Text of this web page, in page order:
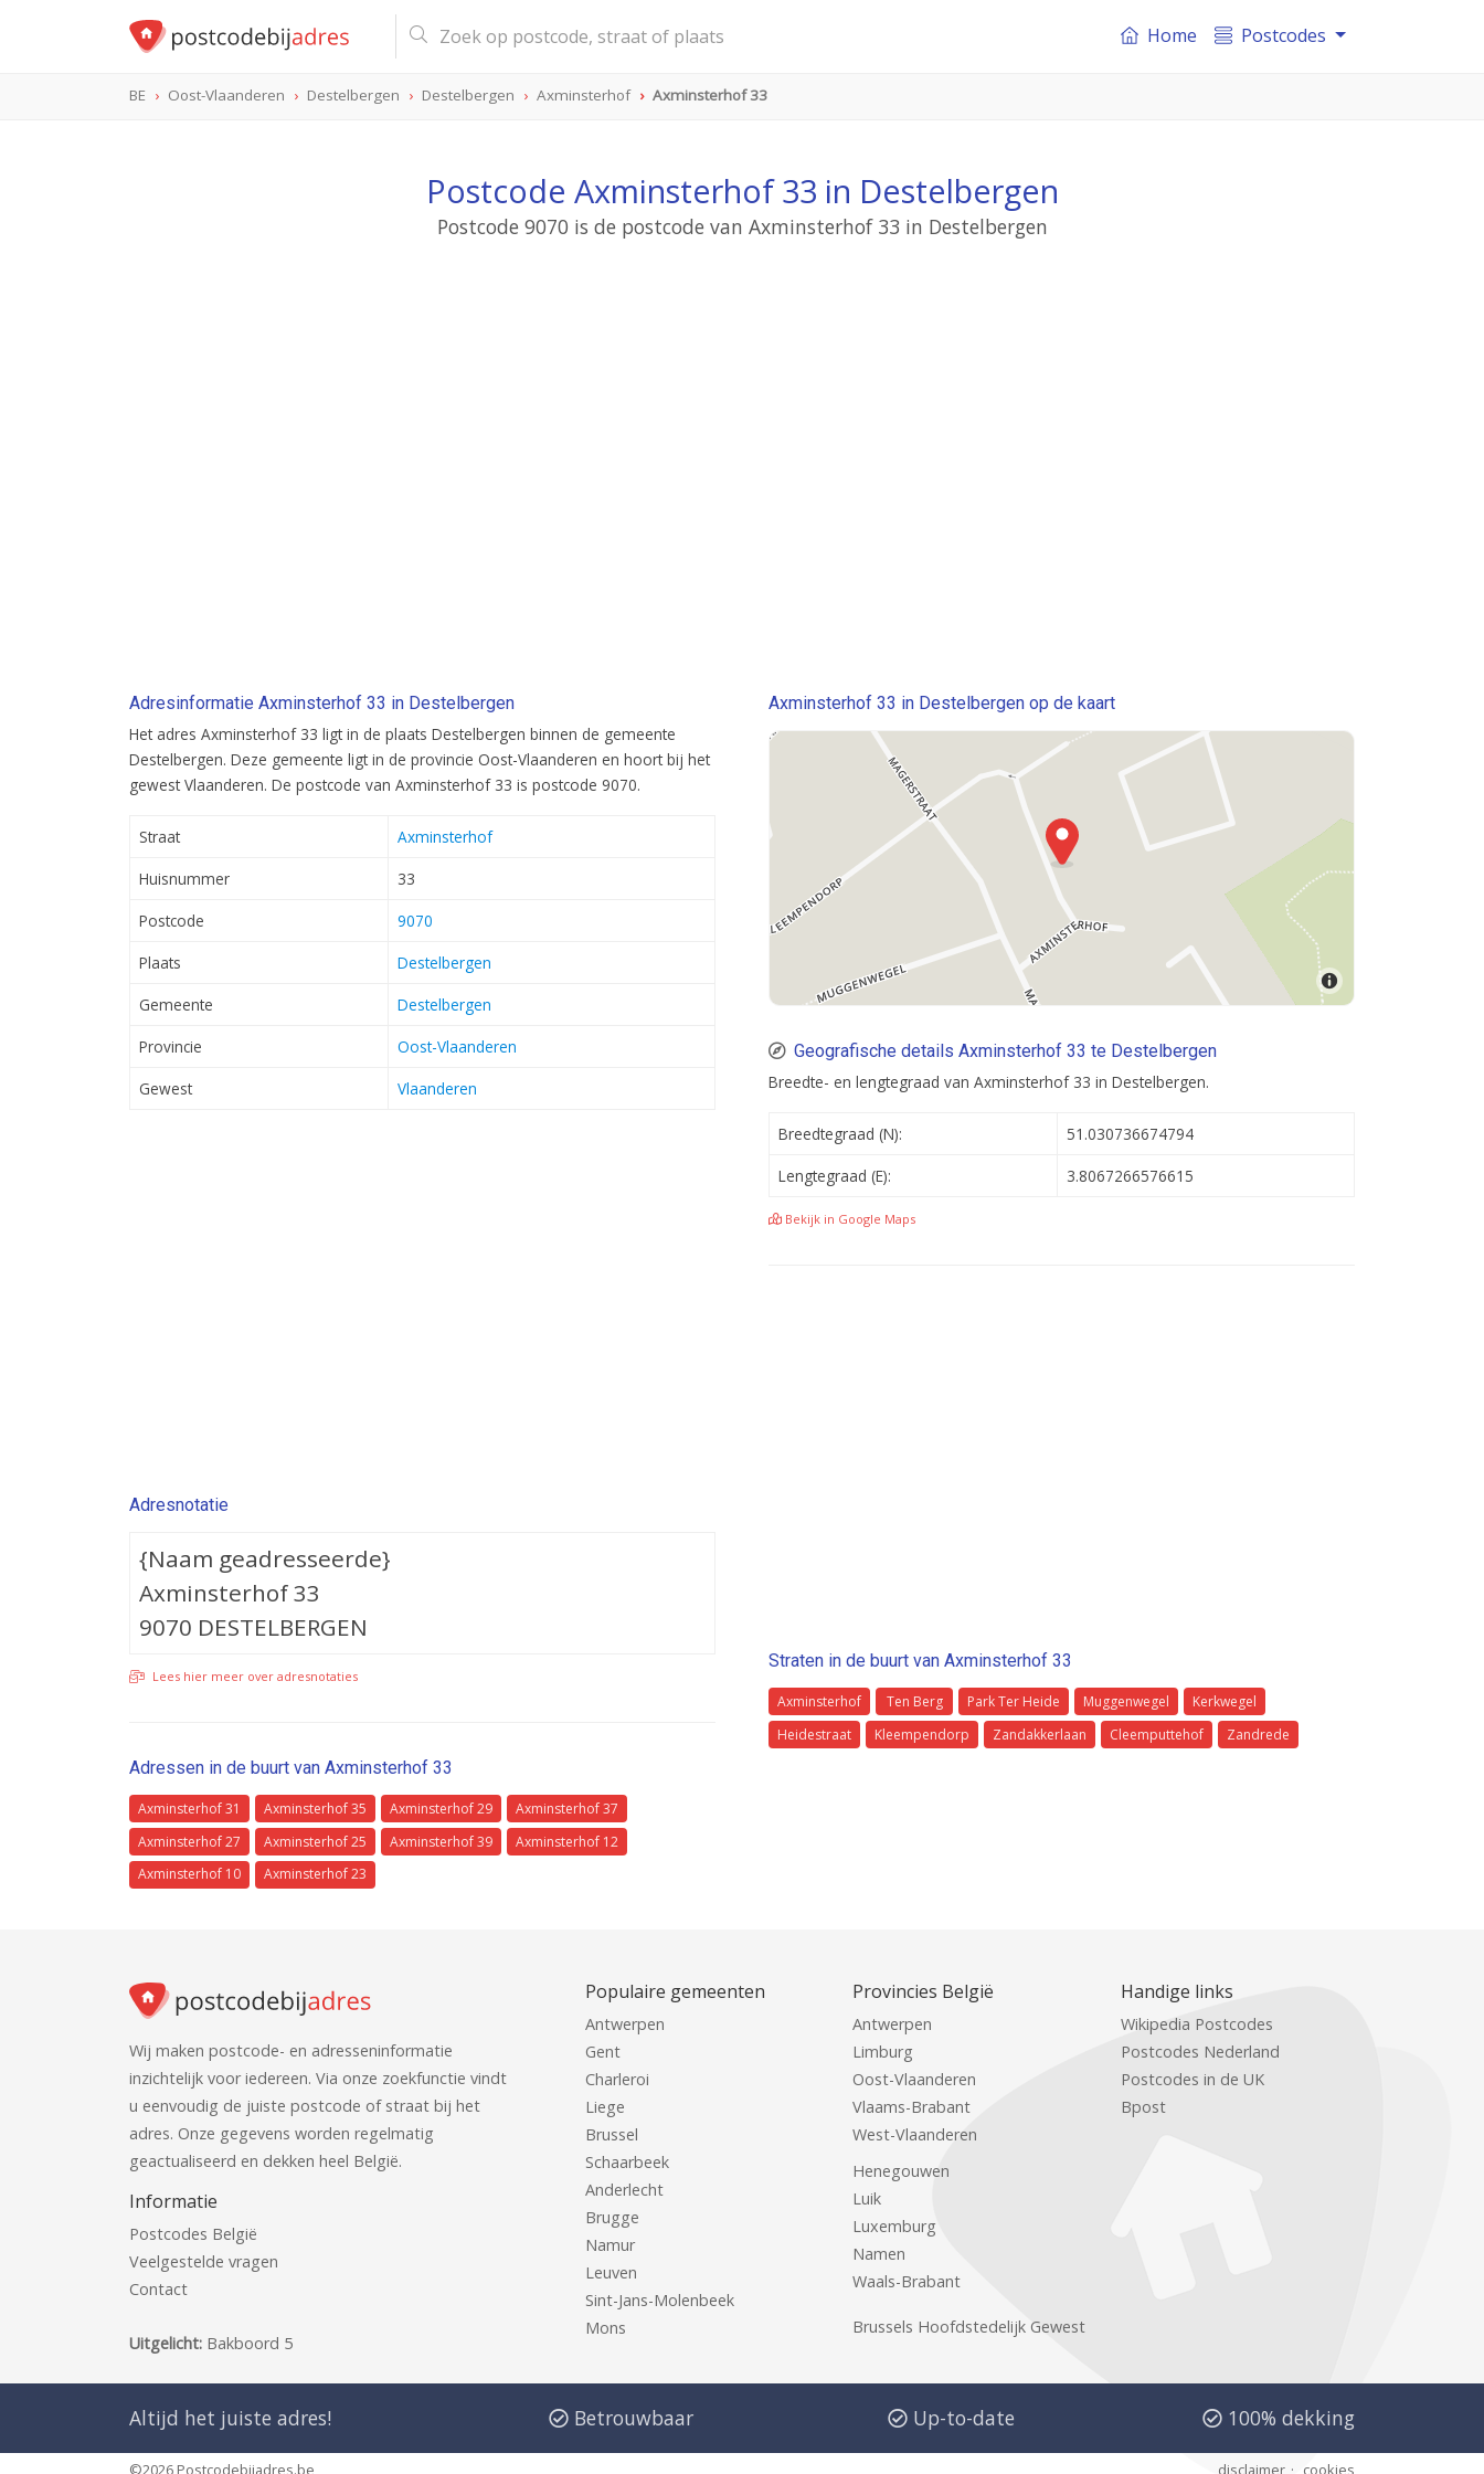
Home Postcodes
BE Oost-Vlaanderen Destelbergen Destelbergen Axminsterhof Axminsterhof 33
Postcode Axminsterhof 33 in Destelbergen
Postcode 9070 is de postcode van Axminsterhof 33 in Destelbergen
Adresinformatie Axminsterhof 33 in Destelbergen
Het adres Axminsterhof 33 ligt in de plaats Destelbergen binnen de gemeente
Destelbergen. Deze gemeente ligt in de provincie Oost-Vlaanderen en hoort bij het
gewest Vlaanderen. De postcode van Axminsterhof 33 is postcode 9070.
Straat
Axminsterhof
Huisnummer
33
Postcode
9070
Plaats
Destelbergen
Gemeente
Destelbergen
Provincie
Oost-Vlaanderen
Gewest
Vlaanderen
Adresnotatie
{Naam geadresseerde}
Axminsterhof 33
9070 DESTELBERGEN
Lees hier meer over adresnotaties
Adressen in de buurt van Axminsterhof 33
Axminsterhof 31 Axminsterhof 35 Axminsterhof 29
Axminsterhof 37
Axminsterhof 27
Axminsterhof 25 Axminsterhof 39
Axminsterhof 12
Axminsterhof 10
Axminsterhof 23
Axminsterhof 33 in Destelbergen op de kaart
Geografische details Axminsterhof 33 te Destelbergen
Breedte- en lengtegraad van Axminsterhof 33 in Destelbergen.
Breedtegraad (N):
51.030736674794
Lengtegraad (E):
3.8067266576615
Bekijk in Google Maps
Straten in de buurt van Axminsterhof 33
Axminsterhof Ten Berg Park Ter Heide Muggenwegel
Kerkwegel
Heidestraat
Kleempendorp Zandakkerlaan Cleemputtehof Zandrede
Wij maken postcode- en adresseninformatie
inzichtelijk voor iedereen. Via onze zoekfunctie vindt
u eenvoudig de juiste postcode of straat bij het
adres. Onze gegevens worden regelmatig
geactualiseerd en dekken heel België.
Informatie
Postcodes België
Veelgestelde vragen
Contact
Uitgelicht: Bakboord 5
Populaire gemeenten
Antwerpen
Gent
Charleroi
Liege
Brussel
Schaarbeek
Anderlecht
Brugge
Namur
Leuven
Sint-Jans-Molenbeek
Mons
Provincies België
Antwerpen
Limburg
Oost-Vlaanderen
Vlaams-Brabant
West-Vlaanderen
Henegouwen
Luik
Luxemburg
Namen
Waals-Brabant
Brussels Hoofdstedelijk Gewest
Handige links
Wikipedia Postcodes
Postcodes Nederland
Postcodes in de UK
Bpost
Altijd het juiste adres! Betrouwbaar Up-to-date 100% dekking
©2026 Postcodebijadres.be disclaimer cookies